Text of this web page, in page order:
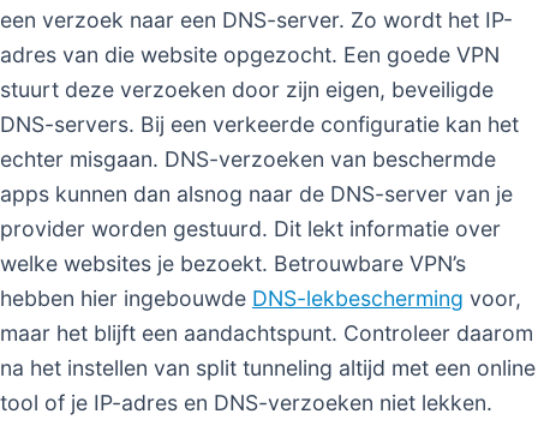
een verzoek naar een DNS-server. Zo wordt het IP-
adres van die website opgezocht. Een goede VPN
stuurt deze verzoeken door zijn eigen, beveiligde
DNS-servers. Bij een verkeerde configuratie kan het
echter misgaan. DNS-verzoeken van beschermde
apps kunnen dan alsnog naar de DNS-server van je
provider worden gestuurd. Dit lekt informatie over
welke websites je bezoekt. Betrouwbare VPN’s
hebben hier ingebouwde DNS-lekbescherming voor,
maar het blijft een aandachtspunt. Controleer daarom
na het instellen van split tunneling altijd met een online
tool of je IP-adres en DNS-verzoeken niet lekken.